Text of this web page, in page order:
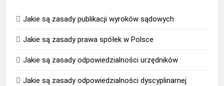
Jakie są zasady publikacji wyroków sądowych
Jakie są zasady prawa spółek w Polsce
Jakie są zasady odpowiedzialności urzędników
Jakie są zasady odpowiedzialności dyscyplinarnej